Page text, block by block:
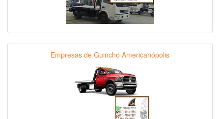
Empresas de Guincho Americanópolis